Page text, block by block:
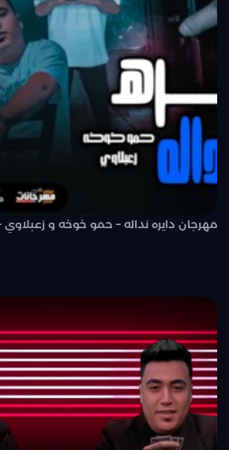
مهرجان دايره نداله – حمو خوخه و زعبلاوي